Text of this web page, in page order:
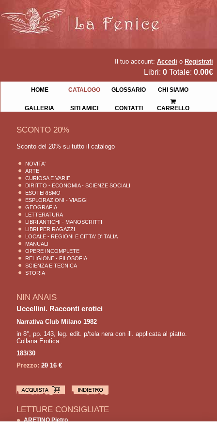
Il tuo account: Accedi o Registrati
Libri: 0 Totale: 0.00€
HOME CATALOGO GLOSSARIO CHI SIAMO
GALLERIA SITI AMICI CONTATTI CARRELLO
SCONTO 20%
Sconto del 20% su tutto il catalogo
NOVITA'
ARTE
CURIOSA E VARIE
DIRITTO - ECONOMIA - SCIENZE SOCIALI
ESOTERISMO
ESPLORAZIONI - VIAGGI
GEOGRAFIA
LETTERATURA
LIBRI ANTICHI - MANOSCRITTI
LIBRI PER RAGAZZI
LOCALE - REGIONI E CITTA' D'ITALIA
MANUALI
OPERE INCOMPLETE
RELIGIONE - FILOSOFIA
SCIENZA E TECNICA
STORIA
NIN ANAIS
Uccellini. Racconti erotici
Narrativa Club Milano 1982
in 8°, pp. 143, leg. edit. p/tela nera con ill. applicata al piatto.
Collana Erotica.
183/30
Prezzo: 2016 €
LETTURE CONSIGLIATE
ARETINO Pietro